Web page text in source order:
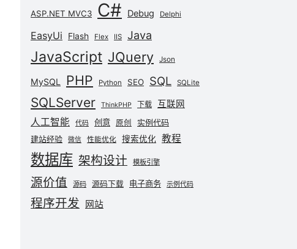
ASP.NET MVC3 C# Debug Delphi
EasyUi Flash Flex IIS Java
JavaScript JQuery Json
MySQL PHP Python SEO SQL SQLite
SQLServer ThinkPHP 下载 互联网
人工智能 代码 创意 原创
实例代码
建站经验
微信 性能优化 搜索优化 教程
数据库 架构设计 模板引擎
源价值 源码 源码下载 电子商务 示例代码
程序开发 网站